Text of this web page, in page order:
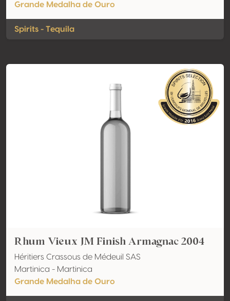
Grande Medalha de Ouro
Spirits - Tequila
Rhum Vieux JM Finish Armagnac 2004
Héritiers Crassous de Médeuil SAS
Martinica - Martinica
Grande Medalha de Ouro